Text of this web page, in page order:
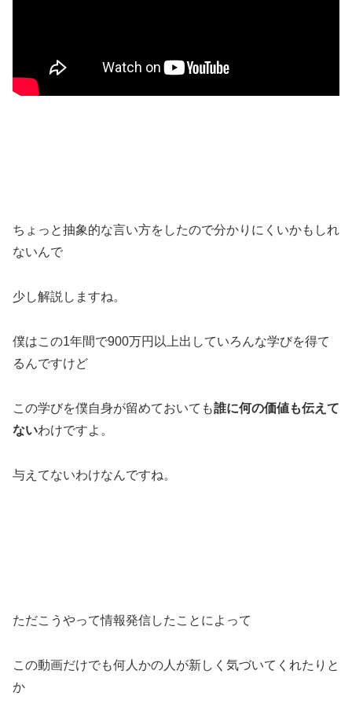
ちょっと抽象的な言い方をしたので分かりにくいかもしれ
ないんで
少し解説しますね。
僕はこの1年間で900万円以上出していろんな学びを得て
るんですけど
この学びを僕自身が留めておいても誰に何の価値も伝えて
ないわけですよ。
与えてないわけなんですね。
ただこうやって情報発信したことによって
この動画だけでも何人かの人が新しく気づいてくれたりと
か